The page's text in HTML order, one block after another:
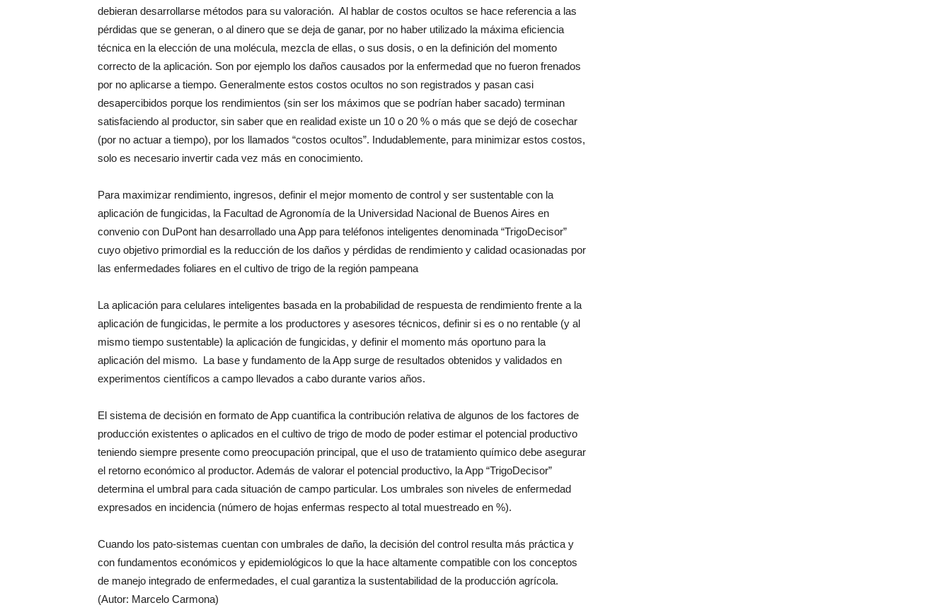
debieran desarrollarse métodos para su valoración. Al hablar de costos ocultos se hace referencia a las
pérdidas que se generan, o al dinero que se deja de ganar, por no haber utilizado la máxima eficiencia
técnica en la elección de una molécula, mezcla de ellas, o sus dosis, o en la definición del momento
correcto de la aplicación. Son por ejemplo los daños causados por la enfermedad que no fueron frenados
por no aplicarse a tiempo. Generalmente estos costos ocultos no son registrados y pasan casi
desapercibidos porque los rendimientos (sin ser los máximos que se podrían haber sacado) terminan
satisfaciendo al productor, sin saber que en realidad existe un 10 o 20 % o más que se dejó de cosechar
(por no actuar a tiempo), por los llamados “costos ocultos”. Indudablemente, para minimizar estos costos,
solo es necesario invertir cada vez más en conocimiento.
Para maximizar rendimiento, ingresos, definir el mejor momento de control y ser sustentable con la
aplicación de fungicidas, la Facultad de Agronomía de la Universidad Nacional de Buenos Aires en
convenio con DuPont han desarrollado una App para teléfonos inteligentes denominada “TrigoDecisor”
cuyo objetivo primordial es la reducción de los daños y pérdidas de rendimiento y calidad ocasionadas por
las enfermedades foliares en el cultivo de trigo de la región pampeana
La aplicación para celulares inteligentes basada en la probabilidad de respuesta de rendimiento frente a la
aplicación de fungicidas, le permite a los productores y asesores técnicos, definir si es o no rentable (y al
mismo tiempo sustentable) la aplicación de fungicidas, y definir el momento más oportuno para la
aplicación del mismo. La base y fundamento de la App surge de resultados obtenidos y validados en
experimentos científicos a campo llevados a cabo durante varios años.
El sistema de decisión en formato de App cuantifica la contribución relativa de algunos de los factores de
producción existentes o aplicados en el cultivo de trigo de modo de poder estimar el potencial productivo
teniendo siempre presente como preocupación principal, que el uso de tratamiento químico debe asegurar
el retorno económico al productor. Además de valorar el potencial productivo, la App “TrigoDecisor”
determina el umbral para cada situación de campo particular. Los umbrales son niveles de enfermedad
expresados en incidencia (número de hojas enfermas respecto al total muestreado en %).
Cuando los pato-sistemas cuentan con umbrales de daño, la decisión del control resulta más práctica y
con fundamentos económicos y epidemiológicos lo que la hace altamente compatible con los conceptos
de manejo integrado de enfermedades, el cual garantiza la sustentabilidad de la producción agrícola.
(Autor: Marcelo Carmona)